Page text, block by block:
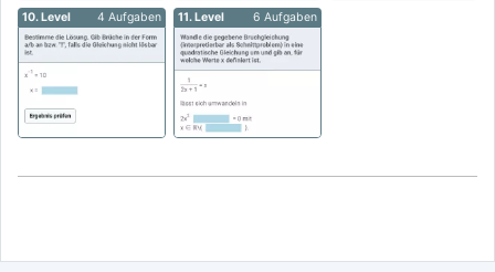
10. Level 4 Aufgaben 11. Level 6 Aufgaben